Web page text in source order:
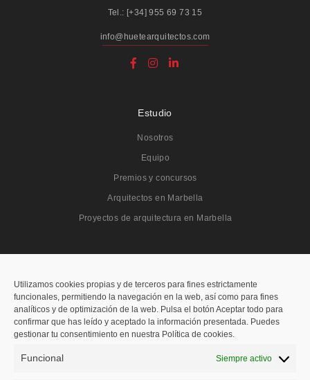
Utilizamos cookies propias y de terceros para fines estrictamente
funcionales, permitiendo la navegación en la web, así como para fines
analíticos y de optimización de la web. Pulsa el botón Aceptar todo para
confirmar que has leído y aceptado la información presentada. Puedes
gestionar tu consentimiento en nuestra Política de cookies.
Funcional Siempre activo
Tel.: [+34] 955 69 73 15
info@huetearquitectos.com
Estudio
Nosotros
Equipo
Premios y concursos
Arquitectos en Marbella
Proyectos de arquitectura en Marbella
Todos
Residenciales
Públicos